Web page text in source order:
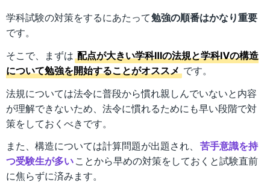
学科試験の対策をするにあたって勉強の順番はかなり重要
です。
そこで、まずは 配点が大きい学科Ⅲの法規と学科Ⅳの構造
について勉強を開始することがオススメ です。
法規については法令に普段から慣れ親しんでいないと内容
が理解できないため、法令に慣れるためにも早い段階で対
策をしておくべきです。
また、構造については計算問題が出題され、 苦手意識を持
つ受験生が多いことから早めの対策をしておくと試験直前
に焦らずに済みます。